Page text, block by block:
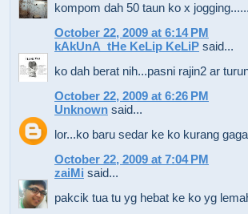
kompom dah 50 taun ko x
October 22, 2009 at 6:14 PM
kAkUnA_tHe KeLip KeLiP said...
ko dah berat nih...pasni rajin2 ar
October 22, 2009 at 6:26 PM
Unknown said...
lor...ko baru sedar ke ko kurang
October 22, 2009 at 7:04 PM
zaiMi said...
pakcik tua tu yg hebat ke ko yg